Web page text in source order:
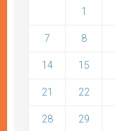
1
7 8
14 15
21 22
28 29